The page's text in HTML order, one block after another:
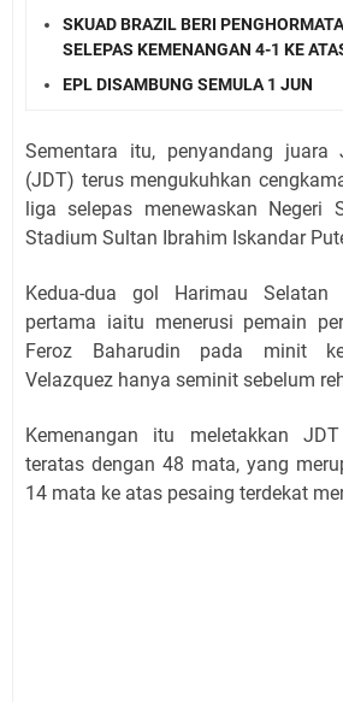
SKUAD BRAZIL BERI
SELEPAS KEMENANGAN 4-1 KE
EPL DISAMBUNG SEMULA 1 JUN
Sementara itu, penyandang juara
(JDT) terus mengukuhkan
liga selepas menewaskan Negeri
Stadium Sultan Ibrahim Iskandar
Kedua-dua gol Harimau
pertama iaitu menerusi pemain
Feroz Baharudin pada minit
Velazquez hanya seminit sebelum
Kemenangan itu meletakkan
teratas dengan 48 mata, yang
14 mata ke atas pesaing terdekat